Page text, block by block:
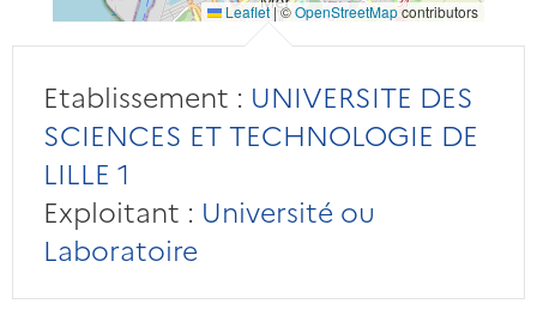
Leaflet|©OpenStreetMapcontributors
Etablissement : UNIVERSITE DES
SCIENCES ET TECHNOLOGIE DE
LILLE 1
Exploitant : Université ou
Laboratoire